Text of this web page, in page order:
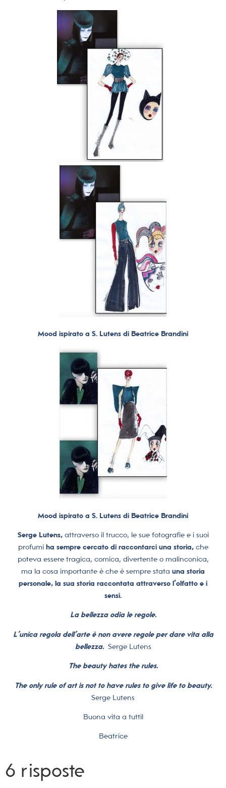
Mood ispirato a S. Lutens di Beatrice Brandini
Mood ispirato a S. Lutens di Beatrice Brandini
Serge Lutens,attraverso il trucco, le sue fotografie e i suoi
profumi ha sempre cercato di raccontarci una storia,che
poteva essere tragica, comica, divertente o malinconica,
ma la cosa importante è che è sempre stata una storia
personale, la sua storia raccontata attraverso l’olfatto e i
sensi.
La bellezza odia le regole.
L’unica regola dell’arte è non avere regole per dare vita alla
bellezza. Serge Lutens
The beauty hates the rules.
The only rule of art is not to have rules to give life to beauty.
Serge Lutens
Buona vita a tutti!
Beatrice
6 risposte